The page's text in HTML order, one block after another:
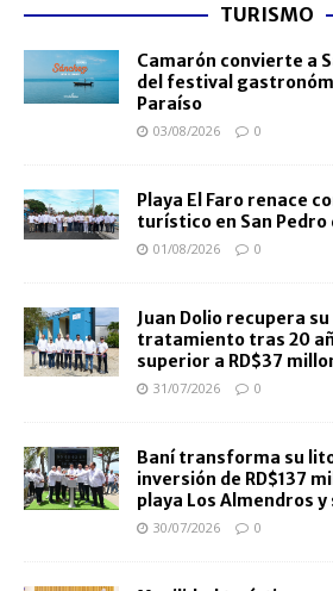
TURISMO
Camarón convierte a
del festival
Paraíso
03/08/2026 0
Playa El Faro renace
turístico en San Pedro
01/08/2026 0
Juan Dolio recupera
tratamiento tras 20
superior a RD$37
31/07/2026 0
Baní transforma su
inversión de RD$137
playa Los Almendros y
30/07/2026 0